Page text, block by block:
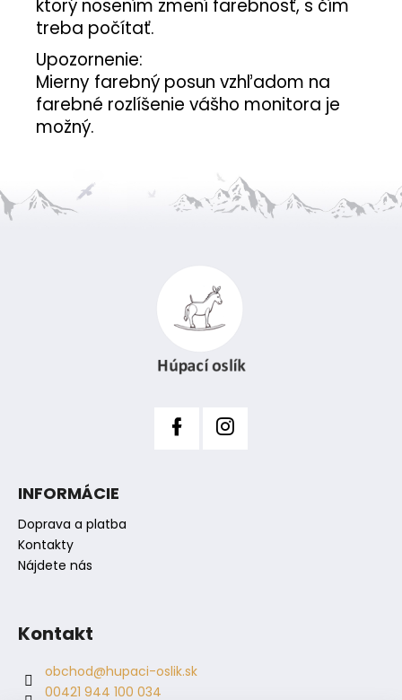
ktorý nosením zmení farebnosť, s čím
treba počítať.
Upozornenie:
Mierny farebný posun vzhľadom na
farebné rozlíšenie vášho monitora je
možný.
INFORMÁCIE
Doprava a platba
Kontakty
Nájdete nás
Kontakt
obchod@hupaci-oslik.sk
00421 944 100 034